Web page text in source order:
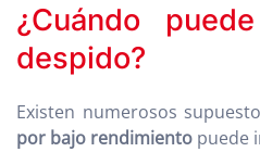
¿Cuándo
despido?
Existen numerosos
por bajo rendimiento puede